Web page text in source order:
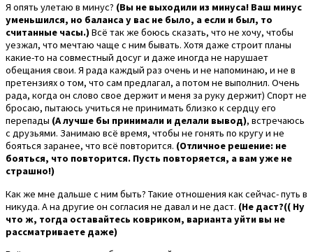
Я опять улетаю в минус? (Вы не выходили из минуса! Ваш минус
уменьшился, но баланса у вас не было, а если и был, то
считанные часы.)Всё так же боюсь сказать, что не хочу, чтобы
уезжал, что мечтаю чаще с ним бывать. Хотя даже строит планы
какие-то на совместный досуг и даже иногда не нарушает
обещания свои. Я рада каждый раз очень и не напоминаю, и не в
претензиях о том, что сам предлагал, а потом не выполнил. Очень
рада, когда он слово свое держит и меня за руку держит) Спорт не
бросаю, пытаюсь учиться не принимать близко к сердцу его
перепады (А лучше бы принимали и делали вывод), встречаюсь
с друзьями. Занимаю всё время, чтобы не гонять по кругу и не
бояться заранее, что всё повторится. (Отличное решение: не
бояться, что повторится. Пусть повторяется, а вам уже не
страшно!)
Как же мне дальше с ним быть? Такие отношения как сейчас- путь в
никуда. А на другие он согласия не давал и не даст. (Не даст?(( Ну
что ж, тогда оставайтесь ковриком, варианта уйти вы не
рассматриваете даже)